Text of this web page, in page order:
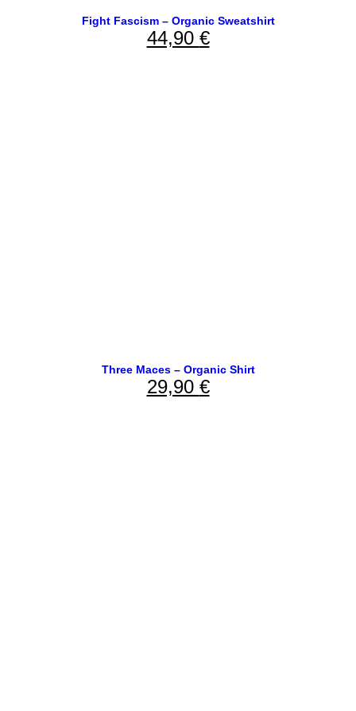
Fight Fascism – Organic Sweatshirt
44,90 €
Three Maces – Organic Shirt
29,90 €